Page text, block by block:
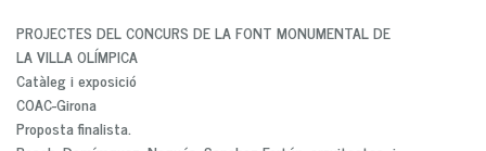
PROJECTES DEL CONCURS DE LA FONT MONUMENTAL DE
LA VILLA OLÍMPICA
Catàleg i exposició
COAC-Girona
Proposta finalista.